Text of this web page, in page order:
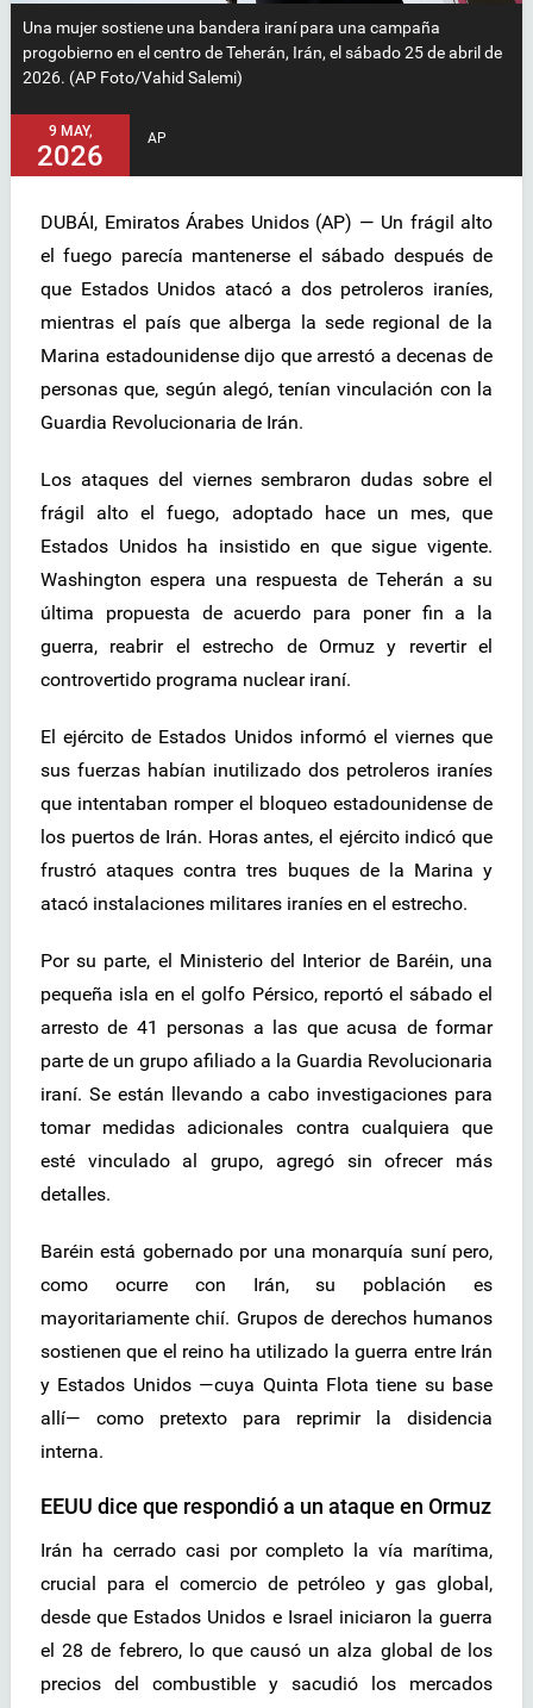
Una mujer sostiene una bandera iraní para una campaña
progobierno en el centro de Teherán, Irán, el sábado 25 de abril de
2026. (AP Foto/Vahid Salemi)
9 MAY,
2026
AP
DUBÁI, Emiratos Árabes Unidos (AP) — Un frágil alto
el fuego parecía mantenerse el sábado después de
que Estados Unidos atacó a dos petroleros iraníes,
mientras el país que alberga la sede regional de la
Marina estadounidense dijo que arrestó a decenas de
personas que, según alegó, tenían vinculación con la
Guardia Revolucionaria de Irán.
Los ataques del viernes sembraron dudas sobre el
frágil alto el fuego, adoptado hace un mes, que
Estados Unidos ha insistido en que sigue vigente.
Washington espera una respuesta de Teherán a su
última propuesta de acuerdo para poner fin a la
guerra, reabrir el estrecho de Ormuz y revertir el
controvertido programa nuclear iraní.
El ejército de Estados Unidos informó el viernes que
sus fuerzas habían inutilizado dos petroleros iraníes
que intentaban romper el bloqueo estadounidense de
los puertos de Irán. Horas antes, el ejército indicó que
frustró ataques contra tres buques de la Marina y
atacó instalaciones militares iraníes en el estrecho.
Por su parte, el Ministerio del Interior de Baréin, una
pequeña isla en el golfo Pérsico, reportó el sábado el
arresto de 41 personas a las que acusa de formar
parte de un grupo afiliado a la Guardia Revolucionaria
iraní. Se están llevando a cabo investigaciones para
tomar medidas adicionales contra cualquiera que
esté vinculado al grupo, agregó sin ofrecer más
detalles.
Baréin está gobernado por una monarquía suní pero,
como ocurre con Irán, su población es
mayoritariamente chií. Grupos de derechos humanos
sostienen que el reino ha utilizado la guerra entre Irán
y Estados Unidos —cuya Quinta Flota tiene su base
allí— como pretexto para reprimir la disidencia
interna.
EEUU dice que respondió a un ataque en Ormuz
Irán ha cerrado casi por completo la vía marítima,
crucial para el comercio de petróleo y gas global,
desde que Estados Unidos e Israel iniciaron la guerra
el 28 de febrero, lo que causó un alza global de los
precios del combustible y sacudió los mercados